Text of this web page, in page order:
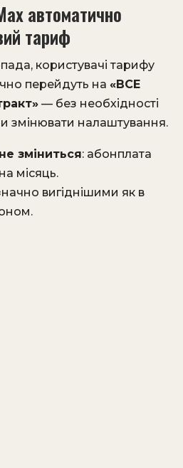
автоматично
тариф
користувачі тарифу
перейдуть на «ВСЕ
— без необхідності
змінювати налаштування.
зміниться: абонплата
місяць.
вигіднішими як в